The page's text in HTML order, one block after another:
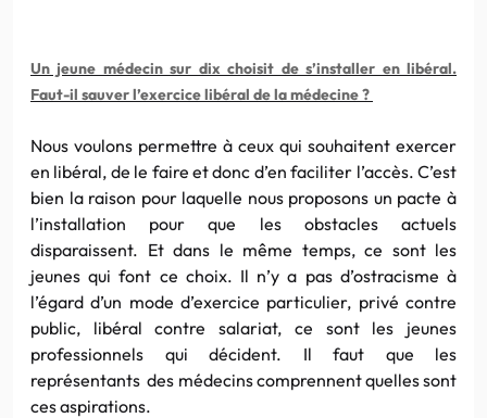
Un jeune médecin sur dix choisit de s’installer en libéral.
Faut-il sauver l’exercice libéral de la médecine ?
Nous voulons permettre à ceux qui souhaitent exercer
en libéral, de le faire et donc d’en faciliter l’accès. C’est
bien la raison pour laquelle nous proposons un pacte à
l’installation pour que les obstacles actuels
disparaissent. Et dans le même temps, ce sont les
jeunes qui font ce choix. Il n’y a pas d’ostracisme à
l’égard d’un mode d’exercice particulier, privé contre
public, libéral contre salariat, ce sont les jeunes
professionnels qui décident. Il faut que les
représentants des médecins comprennent quelles sont
ces aspirations.